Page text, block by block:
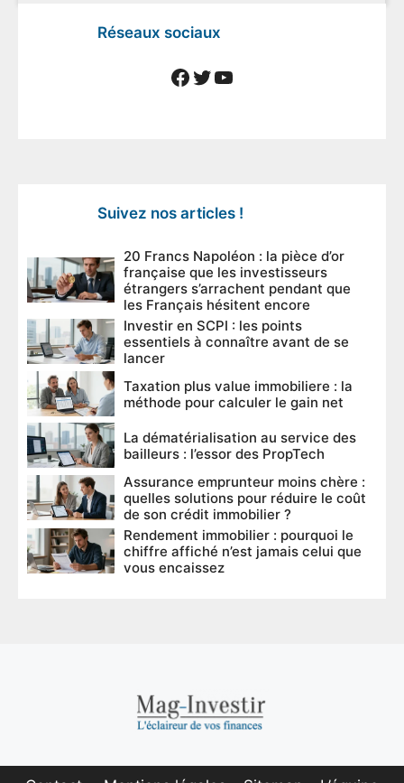
Réseaux sociaux
Facebook
Twitter
YouTube
Suivez nos articles !
20 Francs Napoléon : la pièce d’or
française que les investisseurs
étrangers s’arrachent pendant que
les Français hésitent encore
Investir en SCPI : les points
essentiels à connaître avant de se
lancer
Taxation plus value immobiliere : la
méthode pour calculer le gain net
La dématérialisation au service des
bailleurs : l’essor des PropTech
Assurance emprunteur moins chère :
quelles solutions pour réduire le coût
de son crédit immobilier ?
Rendement immobilier : pourquoi le
chiffre affiché n’est jamais celui que
vous encaissez